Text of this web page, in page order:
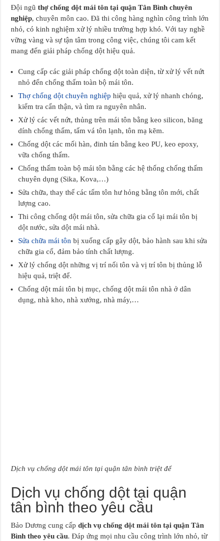
Đội ngũthợ chống dột mái tôn tại quận Tân Bình chuyên
nghiệp, chuyên môn cao. Đã thi công hàng nghìn công trình lớn
nhỏ, có kinh nghiệm xử lý nhiều trường hợp khó. Với tay nghề
vững vàng và sự tận tâm trong công việc, chúng tôi cam kết
mang đến giải pháp chống dột hiệu quả.
Cung cấp các giải pháp chống dột toàn diện, từ xử lý vết nứt
nhỏ đến chống thấm toàn bộ mái tôn.
Thợ chống dột chuyên nghiệp hiệu quả, xử lý nhanh chóng,
kiểm tra cẩn thận, và tìm ra nguyên nhân.
Xử lý các vết nứt, thủng trên mái tôn bằng keo silicon, băng
dính chống thấm, tấm vá tôn lạnh, tôn mạ kẽm.
Chống dột các mối hàn, đinh tán bằng keo PU, keo epoxy,
vữa chống thấm.
Chống thấm toàn bộ mái tôn bằng các hệ thống chống thấm
chuyên dụng (Sika, Kova,…)
Sửa chữa, thay thế các tấm tôn hư hỏng bằng tôn mới, chất
lượng cao.
Thi công chống dột mái tôn, sửa chữa gia cố lại mái tôn bị
dột nước, sửa dột mái nhà.
Sửa chữa mái tôn bị xuống cấp gây dột, bảo hành sau khi sửa
chữa gia cố, đảm bảo tính chất lượng.
Xử lý chống dột những vị trí nối tôn và vị trí tôn bị thủng lỗ
hiệu quả, triệt để.
Chống dột mái tôn bị mục, chống dột mái tôn nhà ở dân
dụng, nhà kho, nhà xưởng, nhà máy,…
Dịch vụ chống dột mái tôn tại quận tân bình triệt để
Dịch vụ chống dột tại quận
tân bình theo yêu cầu
Bảo Dương cung cấpdịch vụ chống dột mái tôn tại quận Tân
Bình theo yêu cầu. Đáp ứng mọi nhu cầu công trình lớn nhỏ, từ